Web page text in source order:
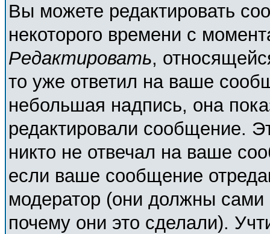
Вы можете редактировать
некоторого времени с
Редактировать,
то уже ответил на ваше
небольшая надпись, она
редактировали сообщение.
никто не отвечал на ваше
если ваше сообщение
модератор (они должны сами
почему они это сделали).